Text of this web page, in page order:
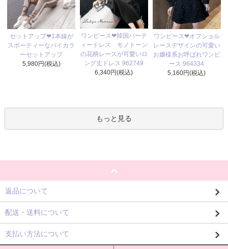
セットアップ❤1本線が
スポーティーなバイカラ
ーセットアップ
5,980円(税込)
ワンピース❤韓国パーテ
ィードレス モノトーン
の花柄レースが可愛いロ
ング丈ドレス 962749
6,340円(税込)
ワンピース❤オフショル
レースデザインの可愛い
お嬢様系お呼ばれワンピ
ース 964334
5,160円(税込)
もっと見る
返品について
配送・送料について
支払い方法について